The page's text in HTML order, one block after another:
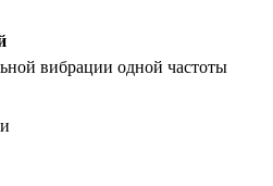
вибрации одной частоты